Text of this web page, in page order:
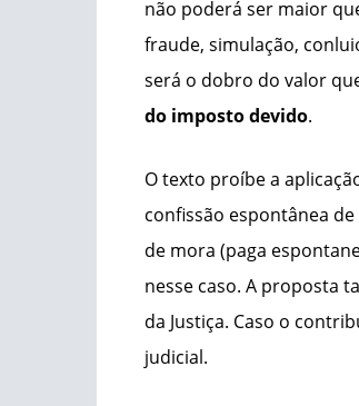
não poderá ser maior
fraude, simulação,
será o dobro do valor
do imposto devido.
O texto proíbe a
confissão espontânea
de mora (paga
nesse caso. A proposta
da Justiça. Caso o
judicial.